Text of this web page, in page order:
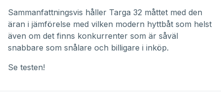
Sammanfattningsvis håller Targa 32 måttet med den
äran i jämförelse med vilken modern hyttbåt som helst
även om det finns konkurrenter som är såväl
snabbare som snålare och billigare i inköp.
Se testen!